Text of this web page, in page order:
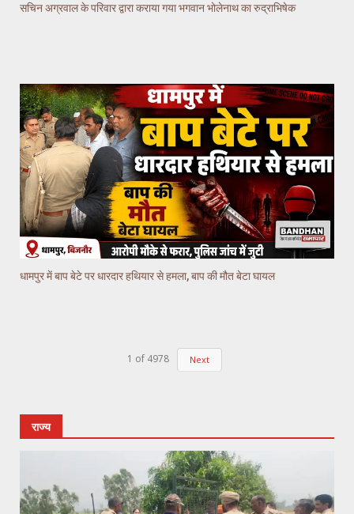
सचिन अग्रवाल के परिवार द्वारा कराया गया भगवान भोलेनाथ का रुद्राभिषेक
धामपुर में बाप बेटे पर धारदार हथियार से हमला, बाप की मौत बेटा घायल
1 of 4978 Next
राज्य